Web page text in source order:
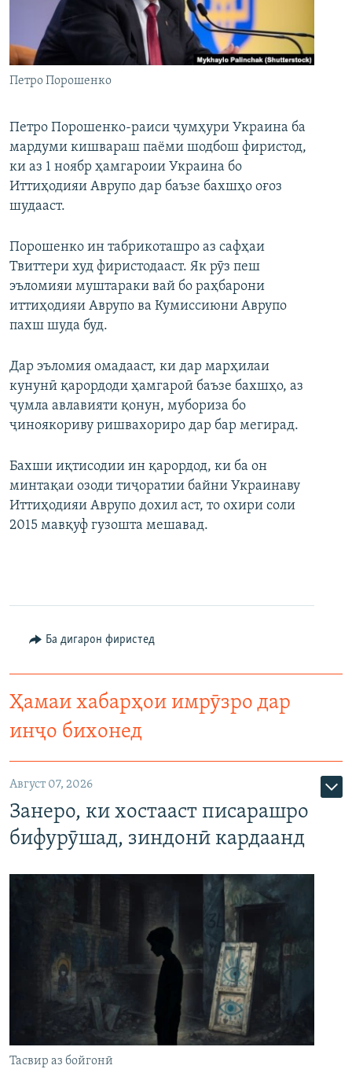
ГУЗОРИШҲОИ РАДИОӢ
Русский
Ҳамаи сомонаҳои RFE/RL
Петро Порошенко
Петро Порошенко-раиси ҷумҳури Украина ба
мардуми кишвараш паёми шодбош фиристод,
ки аз 1 ноябр ҳамгароии Украина бо
Иттиҳодияи Аврупо дар баъзе бахшҳо оғоз
шудааст.
Порошенко ин табрикоташро аз сафҳаи
Твиттери худ фиристодааст. Як рӯз пеш
эъломияи муштараки вай бо раҳбарони
иттиҳодияи Аврупо ва Кумиссиюни Аврупо
пахш шуда буд.
Дар эъломия омадааст, ки дар марҳилаи
кунунӣ қарордоди ҳамгароӣ баъзе бахшҳо, аз
ҷумла авлавияти қонун, мубориза бо
ҷиноякориву ришвахориро дар бар мегирад.
Бахши иқтисодии ин қарордод, ки ба он
минтақаи озоди тиҷоратии байни Украинаву
Иттиҳодияи Аврупо дохил аст, то охири соли
2015 мавқуф гузошта мешавад.
Ба дигарон фиристед
Ҳамаи хабарҳои имрӯзро дар
инҷо бихонед
Август 07, 2026
Занеро, ки хостааст писарашро
бифурӯшад, зиндонӣ кардаанд
Тасвир аз бойгонӣ